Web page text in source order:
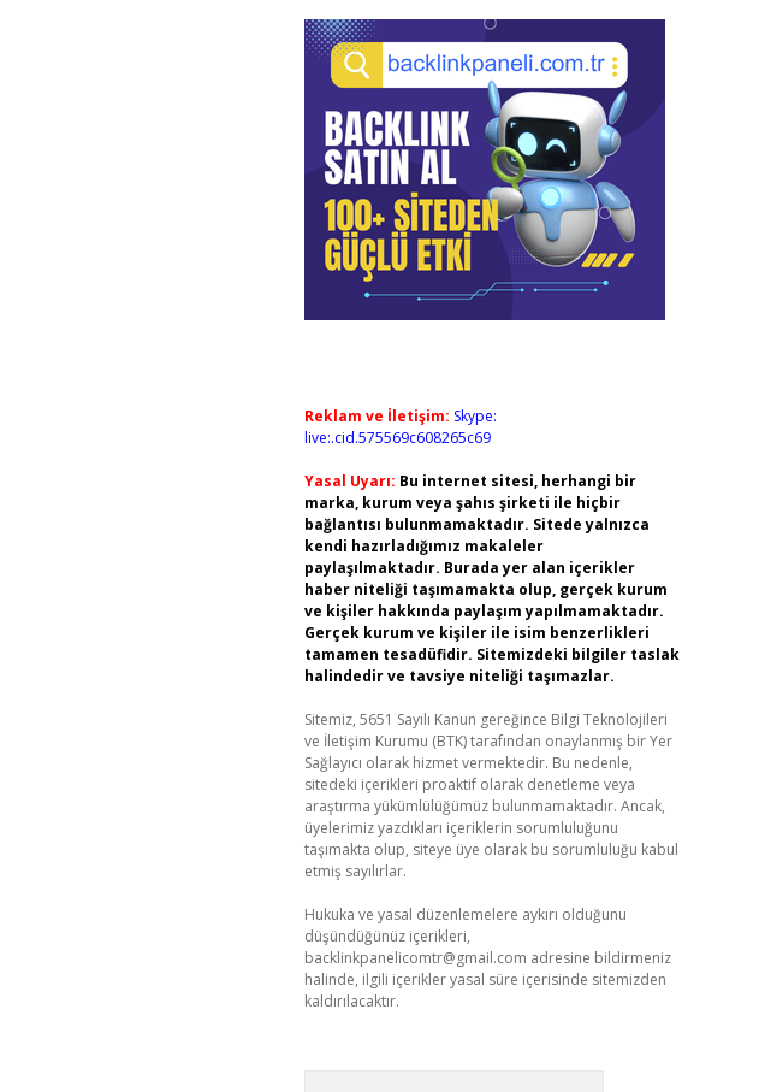
Reklam ve İletişim: Skype:
live:.cid.575569c608265c69
Yasal Uyarı: Bu internet sitesi, herhangi bir
marka, kurum veya şahıs şirketi ile hiçbir
bağlantısı bulunmamaktadır. Sitede yalnızca
kendi hazırladığımız makaleler
paylaşılmaktadır. Burada yer alan içerikler
haber niteliği taşımamakta olup, gerçek kurum
ve kişiler hakkında paylaşım yapılmamaktadır.
Gerçek kurum ve kişiler ile isim benzerlikleri
tamamen tesadüfidir. Sitemizdeki bilgiler taslak
halindedir ve tavsiye niteliği taşımazlar.
Sitemiz, 5651 Sayılı Kanun gereğince Bilgi Teknolojileri
ve İletişim Kurumu (BTK) tarafından onaylanmış bir Yer
Sağlayıcı olarak hizmet vermektedir. Bu nedenle,
sitedeki içerikleri proaktif olarak denetleme veya
araştırma yükümlülüğümüz bulunmamaktadır. Ancak,
üyelerimiz yazdıkları içeriklerin sorumluluğunu
taşımakta olup, siteye üye olarak bu sorumluluğu kabul
etmiş sayılırlar.
Hukuka ve yasal düzenlemelere aykırı olduğunu
düşündüğünüz içerikleri,
backlinkpanelicomtr@gmail.com adresine bildirmeniz
halinde, ilgili içerikler yasal süre içerisinde sitemizden
kaldırılacaktır.